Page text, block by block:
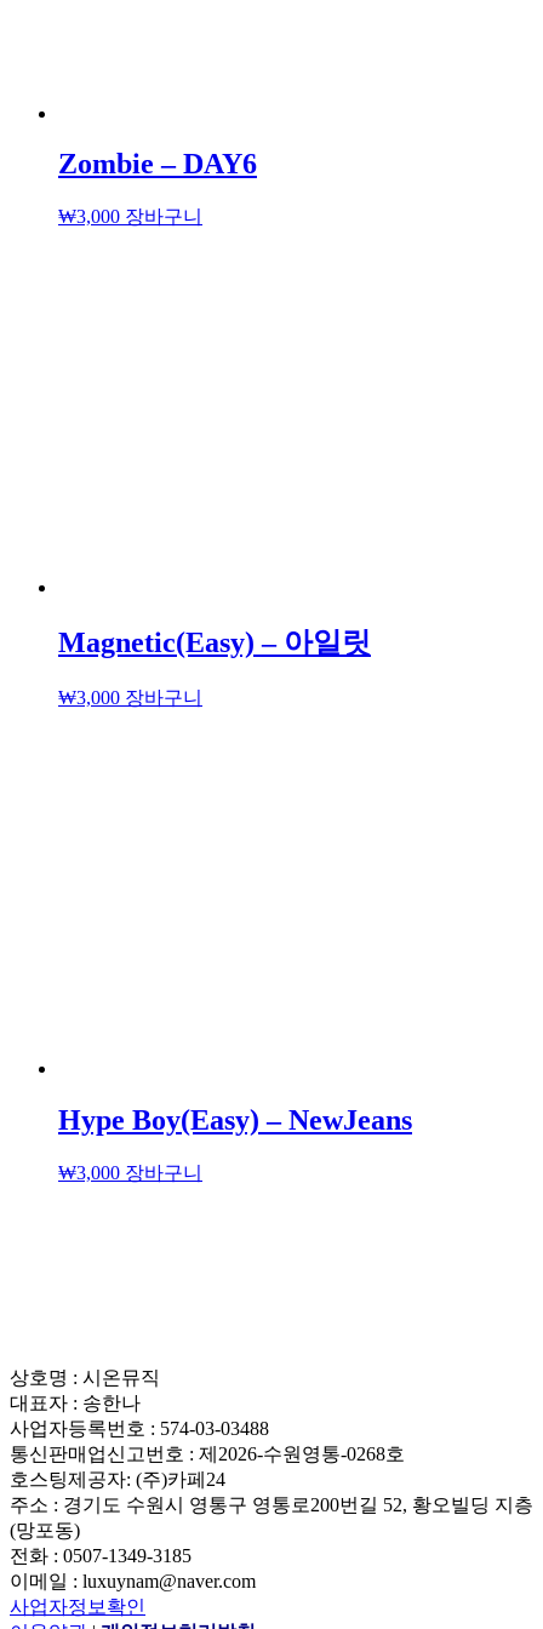
Zombie – DAY6
₩3,000 장바구니
Magnetic(Easy) – 아일릿
₩3,000 장바구니
Hype Boy(Easy) – NewJeans
₩3,000 장바구니
상호명 : 시온뮤직
대표자 : 송한나
사업자등록번호 : 574-03-03488
통신판매업신고번호 : 제2026-수원영통-0268호
호스팅제공자: (주)카페24
주소 : 경기도 수원시 영통구 영통로200번길 52, 황오빌딩 지층
(망포동)
전화 : 0507-1349-3185
이메일 : luxuynam@naver.com
사업자정보확인